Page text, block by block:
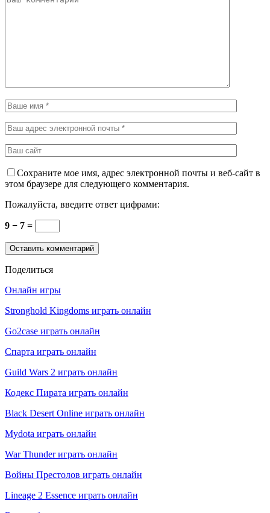
Сохраните мое имя, адрес электронной почты и веб-сайт в
этом браузере для следующего комментария.
Пожалуйста, введите ответ цифрами:
9 − 7 =
Поделиться
Онлайн игры
Stronghold Kingdoms играть онлайн
Go2case играть онлайн
Спарта играть онлайн
Guild Wars 2 играть онлайн
Кодекс Пирата играть онлайн
Black Desert Online играть онлайн
Mydota играть онлайн
War Thunder играть онлайн
Войны Престолов играть онлайн
Lineage 2 Essence играть онлайн